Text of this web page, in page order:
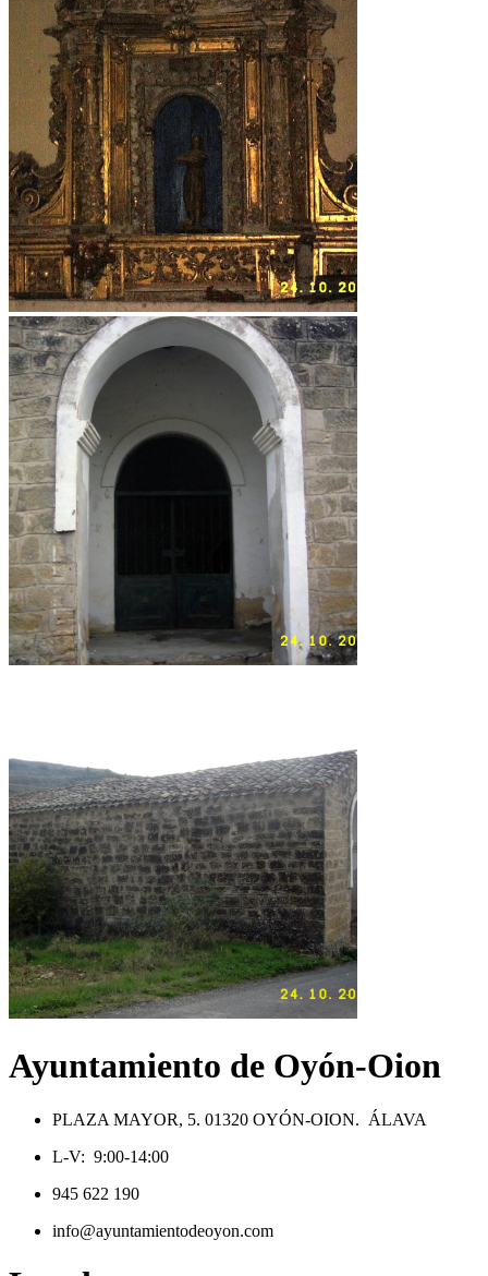
Ayuntamiento de Oyón-Oion
PLAZA MAYOR, 5. 01320 OYÓN-OION. ÁLAVA
L-V: 9:00-14:00
945 622 190
info@ayuntamientodeoyon.com